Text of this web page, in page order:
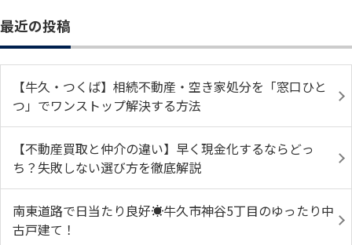
最近の投稿
【牛久・つくば】相続不動産・空き家処分を「窓口ひと
つ」でワンストップ解決する方法
【不動産買取と仲介の違い】早く現金化するならどっ
ち？失敗しない選び方を徹底解説
南東道路で日当たり良好☀️牛久市神谷5丁目のゆったり中
古戸建て！